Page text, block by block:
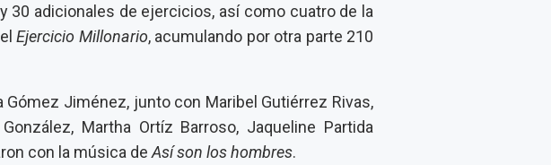
30 adicionales de ejercicios, así como cuatro de la
elEjercicio Millonario, acumulando por otra parte 210
Jiménez, junto con Maribel Gutiérrez Rivas,
Martha Ortíz Barroso, Jaqueline Partida
con la música de Así son los hombres.